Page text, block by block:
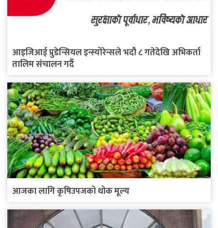
आइजिआई प्रुडेन्सियल इन्स्योरेन्सले भदौ ८ गतेदेखि अभिकर्ता
तालिम संचालन गर्दै
आजका लागि कृषिउपजको थोक मूल्य